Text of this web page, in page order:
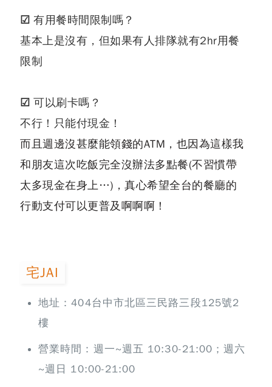
☑ 有用餐時間限制嗎？
基本上是沒有，但如果有人排隊就有2hr用餐
限制
☑ 可以刷卡嗎？
不行！只能付現金！
而且週邊沒甚麼能領錢的ATM，也因為這樣我
和朋友這次吃飯完全沒辦法多點餐(不習慣帶
太多現金在身上…)，真心希望全台的餐廳的
行動支付可以更普及啊啊啊！
宅JAI
地址：404台中市北區三民路三段125號2
樓
營業時間：週一~週五 10:30-21:00；週六
~週日 10:00-21:00